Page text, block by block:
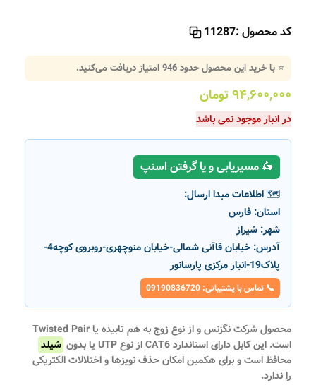
کد محصول :11287
⭐ با خرید این محصول حدود946امتیاز دریافت می‌کنید.
۹۴,۶۰۰,۰۰۰تومان
در انبار موجود نمی باشد
🛵 مسیریابی و یا گرفتن اسنپ
🗺️ اطلاعات مبدا ارسال:
استان: فارس
شهر: شیراز
آدرس:
خیابان قاآنی شمالی-خیابان منوچهری-روبروی کوچه4-
پلاک19-انبار مرکزی پارسانور
📞 تماس با پشتیبانی: 09190836720
محصول شرکت نگزنس و از نوع زوج به هم تابیده یا Twisted Pair
است. این کابل دارای استاندارد CAT6 از نوع UTP یا بدون
شیلد
محافظ است و برای هکمین امکان حذف نویزها و اختلالات الکتریکی
را ندارد.